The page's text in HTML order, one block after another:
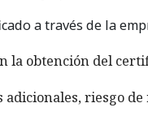
a través de la
la obtención del
adicionales, riesgo